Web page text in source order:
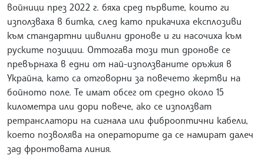
войници през 2022 г. бяха сред първите, които ги
използваха в битка, след като прикачиха експлозиви
към стандартни цивилни дронове и ги насочиха към
руските позиции. Оттогава този тип дронове се
превърнаха в едни от най-използваните оръжия в
Украйна, като са отговорни за повечето жертви на
бойното поле. Те имат обсег от средно около 15
километра или дори повече, ако се използват
ретранслатори на сигнала или фиброоптични кабели,
което позволява на операторите да се намират далеч
зад фронтовата линия.